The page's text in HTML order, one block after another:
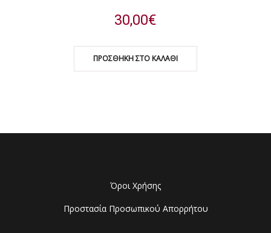
ΠΡΟΣΘΉΚΗ ΣΤΟ ΚΑΛΆΘΙ
30,00€
Όροι Χρήσης
Προστασία Προσωπικού Απορρήτου